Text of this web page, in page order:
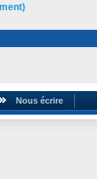
Nous écrire